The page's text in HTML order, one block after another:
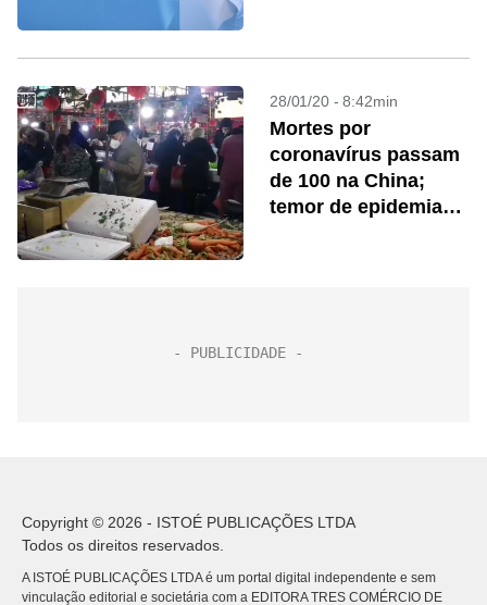
28/01/20 - 8:42min
Mortes por
coronavírus passam
de 100 na China;
temor de epidemia
Copyright © 2026 - ISTOÉ PUBLICAÇÕES LTDA
Todos os direitos reservados.
A ISTOÉ PUBLICAÇÕES LTDA é um portal digital independente e sem
vinculação editorial e societária com a EDITORA TRES COMÉRCIO DE